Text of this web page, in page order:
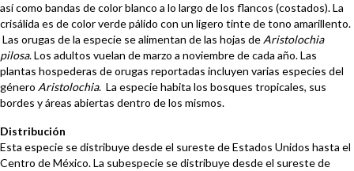
así como bandas de color blanco a lo largo de los flancos (costados). La
crisálida es de color verde pálido con un ligero tinte de tono amarillento.
Las orugas de la especie se alimentan de las hojas de Aristolochia
pilosa. Los adultos vuelan de marzo a noviembre de cada año. Las
plantas hospederas de orugas reportadas incluyen varias especies del
género Aristolochia. La especie habita los bosques tropicales, sus
bordes y áreas abiertas dentro de los mismos.
Distribución
Esta especie se distribuye desde el sureste de Estados Unidos hasta el
Centro de México. La subespecie se distribuye desde el sureste de